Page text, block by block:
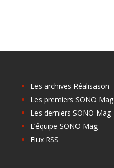
Les archives Réalisason
Les premiers SONO Mag
Les derniers SONO Mag
L’équipe SONO Mag
Flux RSS